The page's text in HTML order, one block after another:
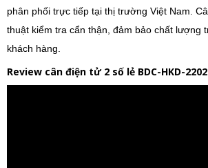
phân phối trực tiếp tại thị trường Việt Nam.
thuật kiểm tra cẩn thận, đảm bảo chất lượng
khách hàng.
Review cân điện tử 2 số lẻ BDC-HKD-